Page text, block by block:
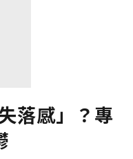
落感」？專